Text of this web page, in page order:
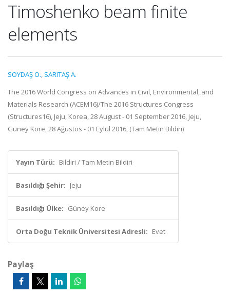
Timoshenko beam finite
elements
SOYDAŞ O., SARITAŞ A.
The 2016 World Congress on Advances in Civil, Environmental, and
Materials Research (ACEM16)/The 2016 Structures Congress
(Structures16), Jeju, Korea, 28 August - 01 September 2016, Jeju,
Güney Kore, 28 Ağustos - 01 Eylül 2016, (Tam Metin Bildiri)
Yayın Türü: Bildiri / Tam Metin Bildiri
Basıldığı Şehir: Jeju
Basıldığı Ülke: Güney Kore
Orta Doğu Teknik Üniversitesi Adresli: Evet
Paylaş